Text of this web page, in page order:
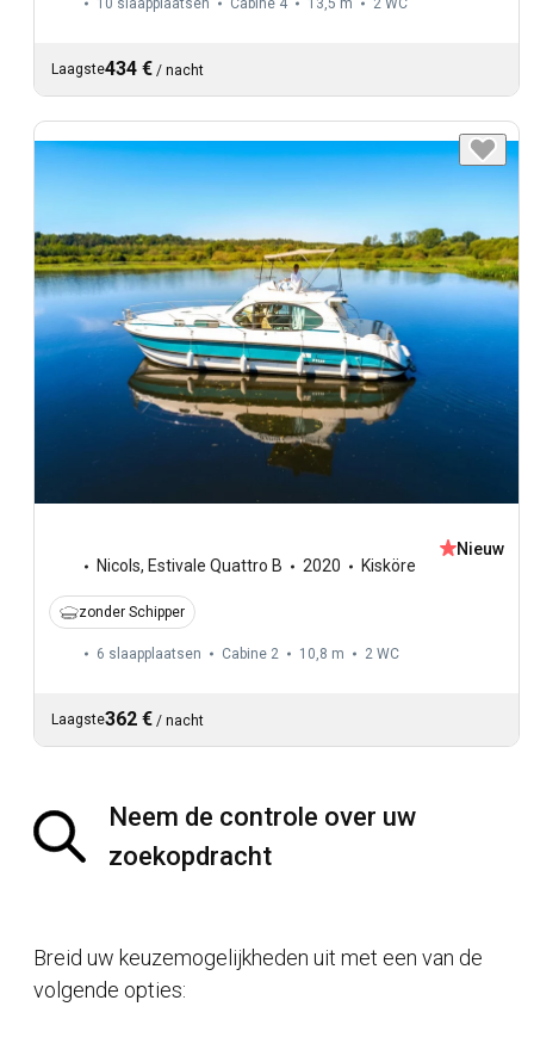
10 slaapplaatsen Cabine 4 13,5 m 2 WC
Laagste434 € / nacht
Nicols, Estivale Quattro B 2020 Kisköre
Nieuw
zonder Schipper
6 slaapplaatsen Cabine 2 10,8 m 2 WC
Laagste362 € / nacht
Neem de controle over uw
zoekopdracht
Breid uw keuzemogelijkheden uit met een van de
volgende opties: